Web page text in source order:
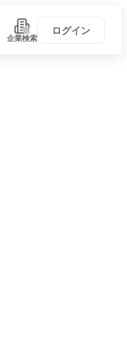
企業検索
ログイン